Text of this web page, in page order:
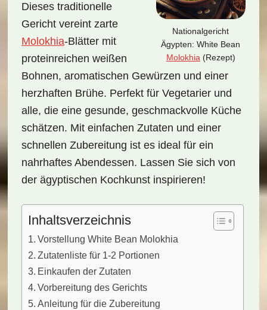
Nationalgericht
Ägypten: White Bean
Molokhia (Rezept)
Dieses traditionelle
Gericht vereint zarte
Molokhia-Blätter mit
proteinreichen weißen
Bohnen, aromatischen Gewürzen und einer
herzhaften Brühe. Perfekt für Vegetarier und
alle, die eine gesunde, geschmackvolle Küche
schätzen. Mit einfachen Zutaten und einer
schnellen Zubereitung ist es ideal für ein
nahrhaftes Abendessen. Lassen Sie sich von
der ägyptischen Kochkunst inspirieren!
Inhaltsverzeichnis
Vorstellung White Bean Molokhia
Zutatenliste für 1-2 Portionen
Einkaufen der Zutaten
Vorbereitung des Gerichts
Anleitung für die Zubereitung